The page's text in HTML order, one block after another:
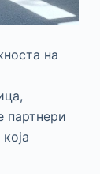
на
партнери